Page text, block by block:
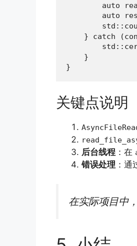
auto
auto
} catch
    }
}
关键点说明
后台线程 ：在
错误处理 ：通
在实际项目中